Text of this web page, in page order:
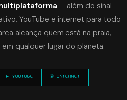
— além do sinal
YouTube e internet para todo
alcança quem está na praia,
qualquer lugar do planeta.
▶ YOUTUBE 🌐 INTERNET